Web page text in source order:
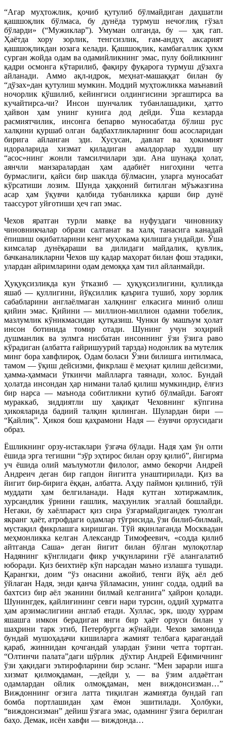
“Агар муҳтожлик, қочиб қутулиб бўлмайдиган даҳшатли
қашшоқлик бўлмаса, бу дунёда турмуш нечоғлиқ гўзал
бўларди» (“Мужиклар”). Умуман олганда, бу — ҳақ гап.
Ҳаётда хору зорлик, тенгсизлик, ғам-андуҳ аксарият
қашшоқликдан юзага келади. Қашшоқлик, камбағаллик ҳукм
сурган жойда одам ва одамийликнинг эмас, пулу бойликнинг
қадри осмонга кўтарилиб, фақиру фуқарога турмуш дўзахга
айланади. Аммо ақл-идрок, меҳнат-машаққат билан бу
“дўзах»дан қутулиш мумкин. Моддий муҳтожликка маънавий
ночорлик қўшилиб, кейингиси олдингисини эргаштирса ва
кучайтирса-чи? Инсон шунчалик тубанлашадики, ҳатто
ҳайвон ҳам унинг кунига дод дейди. Ўша кезларда
расмиятчилик, инсонга бепарво муносабатда бўлиш рус
халқини қуршаб олган бадбахтликларнинг бош асосларидан
бирига айланган эди. Хусусан, давлат ва ҳокимият
идораларида хизмат қиладиган амалдорлар худди шу
“асос»нинг жонли тамсилчилари эди. Ана шунақа ҳолат,
аянчли манзаралардан ҳам адабиёт нигоҳини четга
бурмаслиги, қайси бир шаклда бўлмасин, уларга муносабат
кўрсатиши лозим. Шунда ҳаққоний битилган мўъжазгина
асар ҳам ўқувчи қалбида тубанликка қарши бир дунё
таассурот уйғотиши ҳеч гап эмас.
Чехов яратган турли мавқе ва нуфуздаги чиновнику
чиновникчалар образи салтанат ва халқ танасига канадай
ёпишиш оқибатларини кенг муҳокама қилишга ундайди. Ўша
кимсалар дунёқараши ва дилидаги майдалик, қувлик,
бачканаликларни Чехов шу қадар маҳорат билан фош этадики,
улардан айримларини одам демоққа ҳам тил айланмайди.
Ҳуқуқсизликда кун ўтказиб — ҳуқуқсизлигини, қулликда
яшаб — қуллигини, йўқсиллик қаърига тушиб, хору зорлик
сабабларини англаёлмаган халқнинг елкасига миниб олиш
қийин эмас. Қийини — миллион-миллион одамни тобелик,
мазлумлик кўникмасидан қутқазиш. Чунки бу машъум ҳолат
инсон ботинида томир отади. Шунинг учун зоҳирий
душманлик ва зулмга нисбатан инсоннинг ўзи ўзига раво
кўрадиган (албатта ғайришуурий тарзда) нодонлик ва мутелик
минг бора хавфлироқ. Одам боласи Ўзни билишга интилмаса,
тамом — ўқиш дейсизми, фикрлаш ё меҳнат қилиш дейсизми,
ҳамма-ҳаммаси ўткинчи майлларга таянади, холос. Бундай
ҳолатда инсондан ҳар нимани талаб қилиш мумкиндир, ёлғиз
бир нарса — маънода собитликни кутиб бўлмайди. Бағоят
мураккаб, зиддиятли шу ҳақиқат Чеховнинг кўпгина
ҳикояларида бадиий талқин қилинган. Шулардан бири —
“Қайлиқ”. Ҳикоя бош қаҳрамони Надя — ёзувчи орзусидаги
образ.
Ёшликнинг орзу-истаклари ўзгача бўлади. Надя ҳам ўн олти
ёшида эрга тегишни “зўр эҳтирос билан орзу қилиб”, йигирма
уч ёшида олий маълумотли филолог, аммо бекорчи Андрей
Андреич деган бир гапдон йигитга унаштирилади. Қиз ва
йигит бир-бирига ёққан, албатта. Аҳду паймон қилиниб, тўй
муддати ҳам белгиланади. Надя кутган хотиржамлик,
хурсандлик ўрнини ғашлик, маҳзунлик эгаллай бошлайди.
Негаки, бу хаёлпараст қиз сира ўзгармайдигандек туюлган
якранг ҳаёт, атрофдаги одамлар тўғрисида, ўзи билиб-билмай,
мустақил фикрлашга киришган. Тўй яқинлаганда Москвадан
меҳмонликка келган Александр Тимофеевич, «содда қилиб
айтганда Саша» деган йигит билан бўлган мулоқотлар
Надянинг кўнглидаги фикр учқунларини гўё алангалатиб
юборади. Қиз беихтиёр кўп нарсадан маъно излашга тушади.
Қарангки, доим “ўз онасини ажойиб, тенги йўқ аёл деб
ўйлаган Надя, энди қанча ўйламасин, унинг содда, оддий ва
бахтсиз бир аёл эканини билмай келганига” ҳайрон қолади.
Шунингдек, қайлиғининг севги нари турсин, оддий ҳурматга
ҳам арзимаслигини англаб етади. Хуллас, эрк, шоду хуррам
яшашга имкон берадиган янги бир ҳаёт орзуси билан у
шаҳрини тарк этиб, Петербургга жўнайди. Чехов замонида
бундай мушоҳадачи кишиларга жамият телбага қарагандай
қараб, жиннидан қочгандай улардан ўзини четга тортган.
“Олтинчи палата”даги шўрлик дўхтир Андрей Ефимичнинг
ўзи ҳақидаги эътирофларини бир эсланг. “Мен зарарли ишга
хизмат қилмоқдаман, —дейди у, — ва ўзим алдаётган
одамлардан ойлик олмоқдаман, мен виждонсизман…”
Виждоннинг оғзига латта тиқилган жамиятда бундай гап
бомба портлашидан ҳам ёмон эшитилади. Ҳолбуки,
“виждонсизман” дейиш ўзгага эмас, одамнинг ўзига берилган
баҳо. Демак, исён хавфи — виждонда…